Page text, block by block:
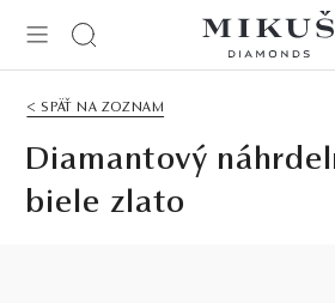
< SPÄŤ NA ZOZNAM
Diamantový
biele zlato